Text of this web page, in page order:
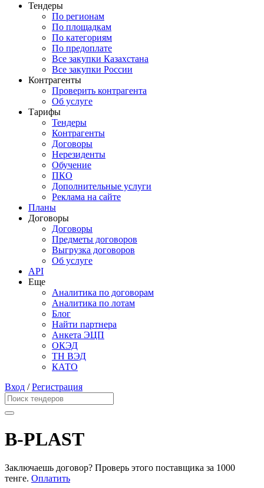
Тендеры
По регионам
По площадкам
По категориям
По предоплате
Все закупки Казахстана
Все закупки России
Контрагенты
Проверить контрагента
Об услуге
Тарифы
Тендеры
Контрагенты
Договоры
Нерезиденты
Обучение
ПКО
Дополнительные услуги
Реклама на сайте
Планы
Договоры
Договоры
Предметы договоров
Выгрузка договоров
Об услуге
API
Еще
Аналитика по договорам
Аналитика по лотам
Блог
Найти партнера
Анкета ЭЦП
ОКЭД
ТН ВЭД
КАТО
Вход /Регистрация
B-PLAST
Заключаешь договор? Проверь этого поставщика за 1000
тенге. Оплатить